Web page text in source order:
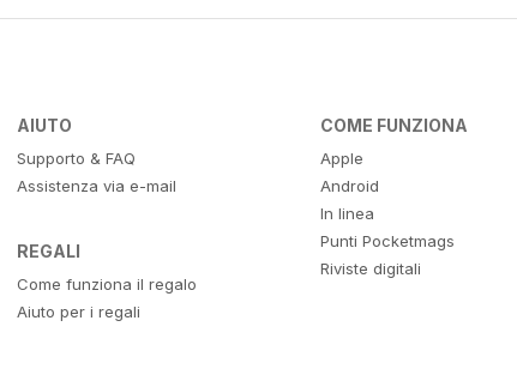
AIUTO
Supporto & FAQ
Assistenza via e-mail
REGALI
Come funziona il regalo
Aiuto per i regali
COME FUNZIONA
Apple
Android
In linea
Punti Pocketmags
Riviste digitali